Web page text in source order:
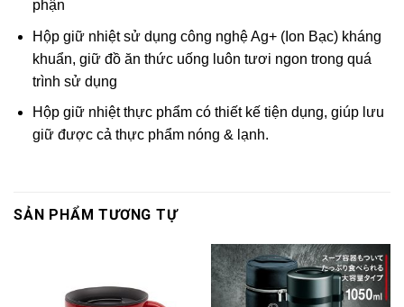
phận
Hộp giữ nhiệt sử dụng công nghệ Ag+ (Ion Bạc) kháng
khuẩn, giữ đồ ăn thức uống luôn tươi ngon trong quá
trình sử dụng
Hộp giữ nhiệt thực phẩm có thiết kế tiện dụng, giúp lưu
giữ được cả thực phẩm nóng & lạnh.
SẢN PHẨM TƯƠNG TỰ